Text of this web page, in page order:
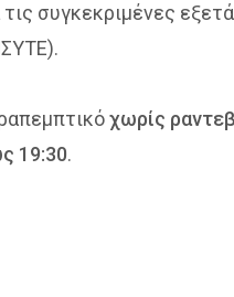
συγκεκριμένες
χωρίς
19:30.